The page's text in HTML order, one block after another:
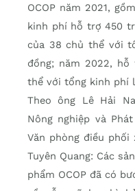
OCOP năm 2021,
kinh phí hỗ trợ 450
của 38 chủ thể với
đồng; năm 2022,
thể với tổng kinh phí
Theo ông Lê Hải
Nông nghiệp và
Văn phòng điều
Tuyên Quang: Các
phẩm OCOP đã có